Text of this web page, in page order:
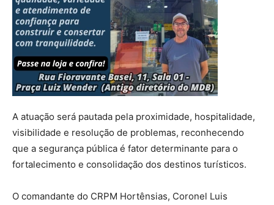
A atuação será pautada pela proximidade, hospitalidade,
visibilidade e resolução de problemas, reconhecendo
que a segurança pública é fator determinante para o
fortalecimento e consolidação dos destinos turísticos.
O comandante do CRPM Hortênsias, Coronel Luis